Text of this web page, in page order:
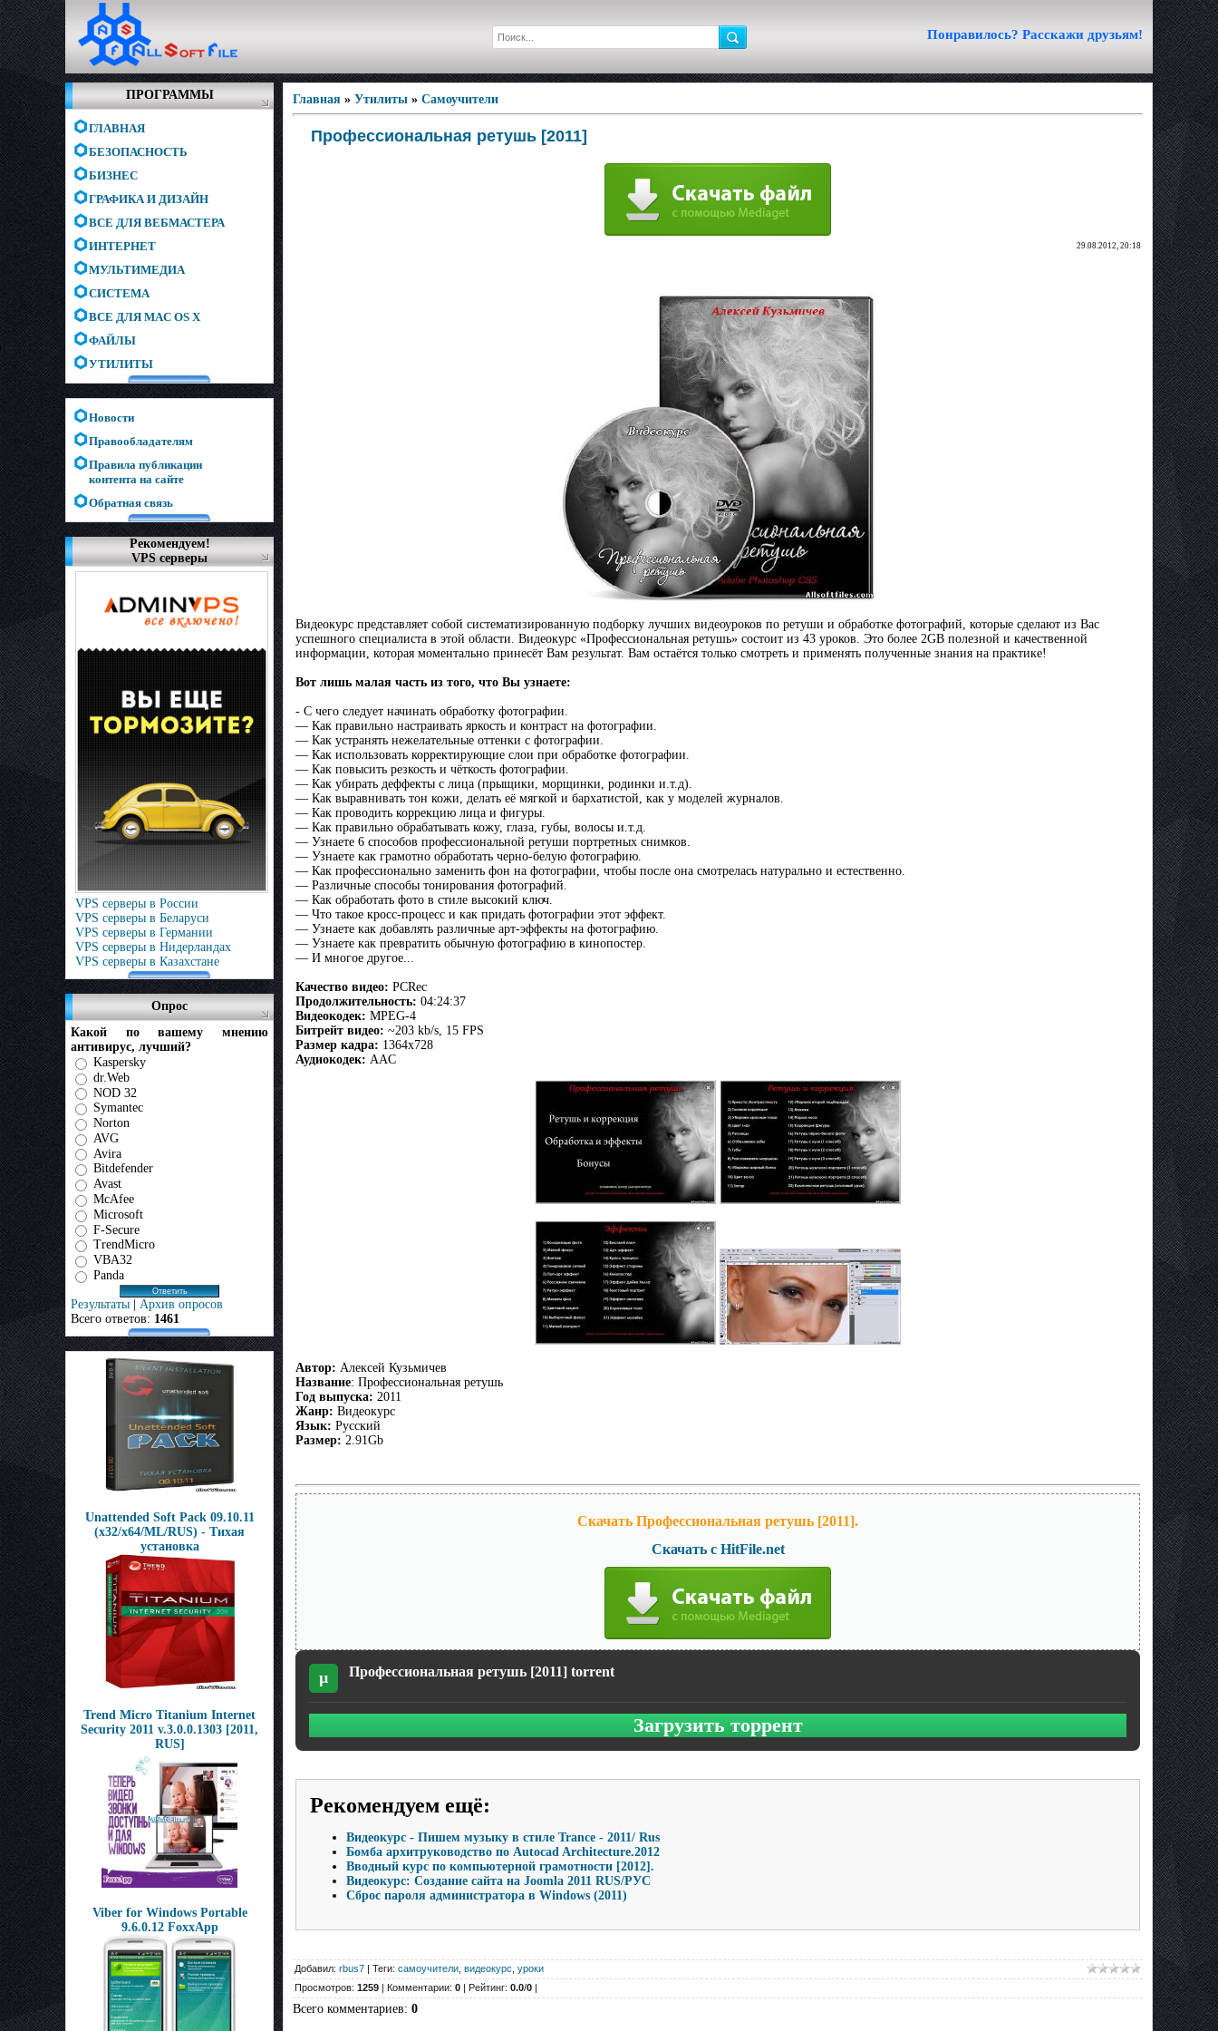
Понравилось? Расскажи друзьям!
ПРОГРАММЫ
ГЛАВНАЯ
БЕЗОПАСНОСТЬ
БИЗНЕС
ГРАФИКА И ДИЗАЙН
ВСЕ ДЛЯ ВЕБМАСТЕРА
ИНТЕРНЕТ
МУЛЬТИМЕДИА
СИСТЕМА
ВСЕ ДЛЯ MAC OS X
ФАЙЛЫ
УТИЛИТЫ
Новости
Правообладателям
Правила публикации
контента на сайте
Обратная связь
Рекомендуем!
VPS серверы
VPS серверы в России
VPS серверы в Беларуси
VPS серверы в Германии
VPS серверы в Нидерландах
VPS серверы в Казахстане
Опрос
Какой по вашему мнению
антивирус, лучший?
Kaspersky
dr.Web
NOD 32
Symantec
Norton
AVG
Avira
Bitdefender
Avast
McAfee
Microsoft
F-Secure
TrendMicro
VBA32
Panda
Результаты | Архив опросов
Всего ответов: 1461
Unattended Soft Pack 09.10.11
(x32/x64/ML/RUS) - Тихая
установка
Trend Micro Titanium Internet
Security 2011 v.3.0.0.1303 [2011,
RUS]
Viber for Windows Portable
9.6.0.12 FoxxApp
Главная » Утилиты » Самоучители
Профессиональная ретушь [2011]
29.08.2012, 20:18
Видеокурс представляет собой систематизированную подборку лучших видеоуроков по ретуши и обработке фотографий, которые сделают из Вас
успешного специалиста в этой области. Видеокурс «Профессиональная ретушь» состоит из 43 уроков. Это более 2GB полезной и качественной
информации, которая моментально принесёт Вам результат. Вам остаётся только смотреть и применять полученные знания на практике!
Вот лишь малая часть из того, что Вы узнаете:
- С чего следует начинать обработку фотографии.
— Как правильно настраивать яркость и контраст на фотографии.
— Как устранять нежелательные оттенки с фотографии.
— Как использовать корректирующие слои при обработке фотографии.
— Как повысить резкость и чёткость фотографии.
— Как убирать деффекты с лица (прыщики, морщинки, родинки и.т.д).
— Как выравнивать тон кожи, делать её мягкой и бархатистой, как у моделей журналов.
— Как проводить коррекцию лица и фигуры.
— Как правильно обрабатывать кожу, глаза, губы, волосы и.т.д.
— Узнаете 6 способов профессиональной ретуши портретных снимков.
— Узнаете как грамотно обработать черно-белую фотографию.
— Как профессионально заменить фон на фотографии, чтобы после она смотрелась натурально и естественно.
— Различные способы тонирования фотографий.
— Как обработать фото в стиле высокий ключ.
— Что такое кросс-процесс и как придать фотографии этот эффект.
— Узнаете как добавлять различные арт-эффекты на фотографию.
— Узнаете как превратить обычную фотографию в кинопостер.
— И многое другое...
Качество видео: PCRec
Продолжительность: 04:24:37
Видеокодек: MPEG-4
Битрейт видео: ~203 kb/s, 15 FPS
Размер кадра: 1364x728
Аудиокодек: AAC
Автор: Алексей Кузьмичев
Название: Профессиональная ретушь
Год выпуска: 2011
Жанр: Видеокурс
Язык: Русский
Размер: 2.91Gb
Скачать Профессиональная ретушь [2011].
Скачать с HitFile.net
µ Профессиональная ретушь [2011] torrent
Загрузить торрент
Рекомендуем ещё:
Видеокурс - Пишем музыку в стиле Trance - 2011/ Rus
Бомба архитруководство по Autocad Architecture.2012
Вводный курс по компьютерной грамотности [2012].
Видеокурс: Создание сайта на Joomla 2011 RUS/РУС
Сброс пароля администратора в Windows (2011)
Добавил: rbus7 | Теги: самоучители видеокурс уроки
Просмотров: 1259 | Комментарии: 0 | Рейтинг: 0.0/0 |
Всего комментариев: 0